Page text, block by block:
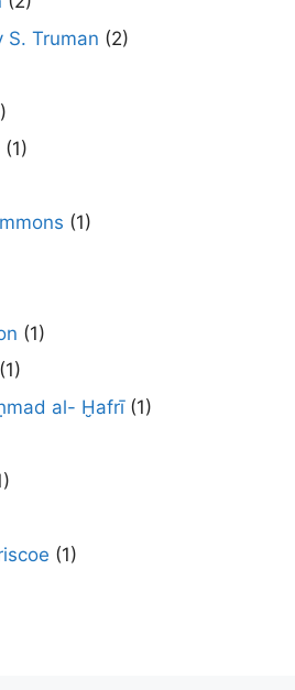
S. Truman (2)
(1)
(1)
(1)
(1)
al- Ḫafrī(1)
(1)